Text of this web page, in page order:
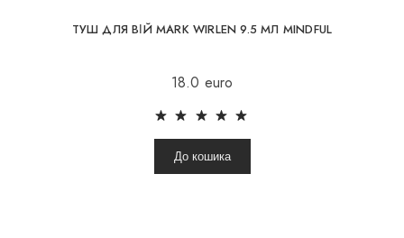
ТУШ ДЛЯ ВІЙ MARK WIRLEN 9.5 МЛ MINDFUL
18.0 euro
До кошика